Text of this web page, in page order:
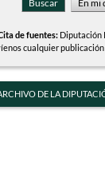
de fuentes:Diputación
cualquier
DE LA